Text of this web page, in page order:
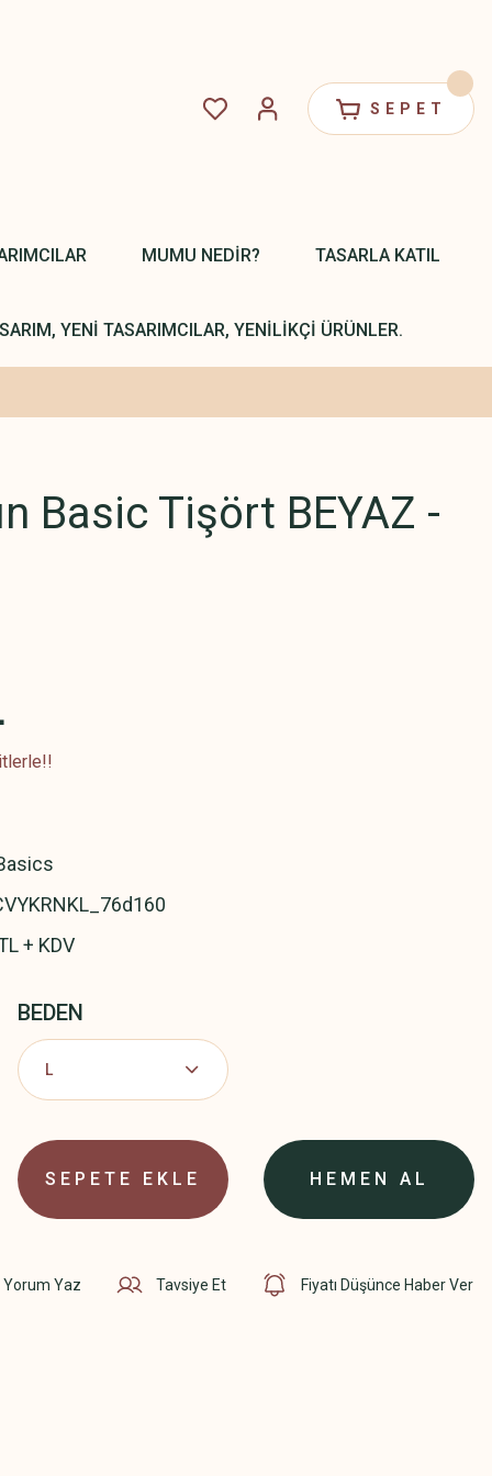
SEPET
MUMU NEDİR? TASARLA KATIL
YENİ TASARIMCILAR, YENİLİKÇİ ÜRÜNLER.
Basic Tişört BEYAZ -
+ KDV
BEDEN
SEPETE EKLE HEMEN AL
Yorum Yaz Tavsiye Et Fiyatı Düşünce Haber Ver